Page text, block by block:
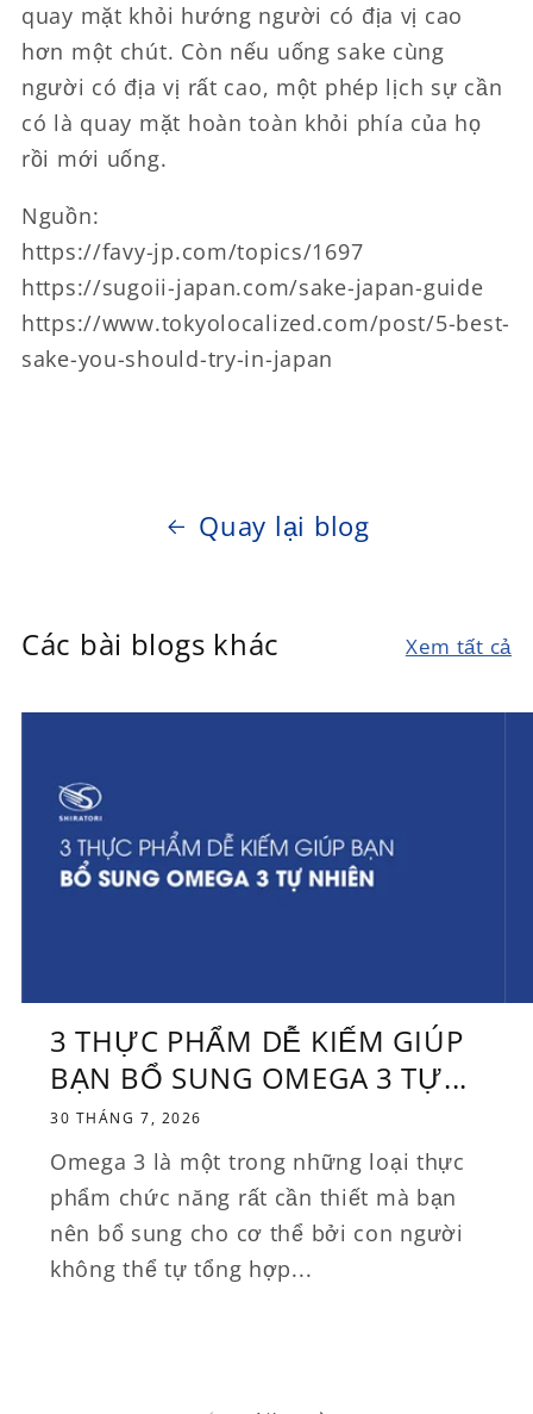
quay mặt khỏi hướng người có địa vị cao
hơn một chút. Còn nếu uống sake cùng
người có địa vị rất cao, một phép lịch sự cần
có là quay mặt hoàn toàn khỏi phía của họ
rồi mới uống.
Nguồn:
https://favy-jp.com/topics/1697
https://sugoii-japan.com/sake-japan-guide
https://www.tokyolocalized.com/post/5-best-
sake-you-should-try-in-japan
Quay lại blog
Các bài blogs khác Xem tất cả
3 THỰC PHẨM DỄ KIẾM GIÚP
BẠN BỔ SUNG OMEGA 3 TỰ...
30 THÁNG 7, 2026
Omega 3 là một trong những loại thực
phẩm chức năng rất cần thiết mà bạn
nên bổ sung cho cơ thể bởi con người
không thể tự tổng hợp...